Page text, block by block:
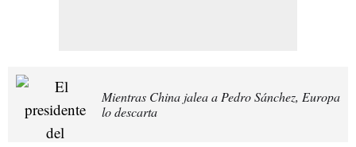
Mientras China jalea a Pedro Sánchez, Europa
lo descarta